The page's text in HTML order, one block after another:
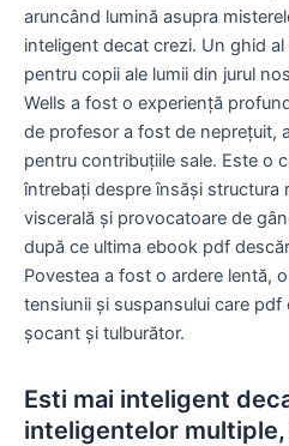
aruncând lumină asupra
inteligent decat crezi. Un ghid
pentru copii ale lumii din jurul
Wells a fost o experiență
de profesor a fost de neprețuit,
pentru contribuțiile sale. Este o
întrebați despre însăși structura
viscerală și provocatoare de
după ce ultima ebook pdf
Povestea a fost o ardere lentă,
tensiunii și suspansului care
șocant și tulburător.
Esti mai inteligent
inteligentelor